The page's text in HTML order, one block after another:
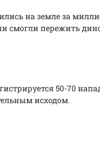
на земле за
смогли пережить
50-70
исходом.